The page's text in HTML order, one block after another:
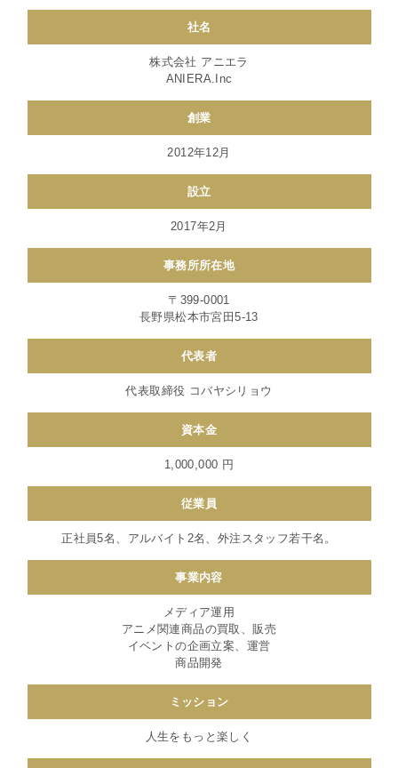
社名
株式会社 アニエラ
ANIERA.Inc
創業
2012年12月
設立
2017年2月
事務所所在地
〒399-0001
長野県松本市宮田5-13
代表者
代表取締役 コバヤシリョウ
資本金
1,000,000 円
従業員
正社員5名、アルバイト2名、外注スタッフ若干名。
事業内容
メディア運用
アニメ関連商品の買取、販売
イベントの企画立案、運営
商品開発
ミッション
人生をもっと楽しく